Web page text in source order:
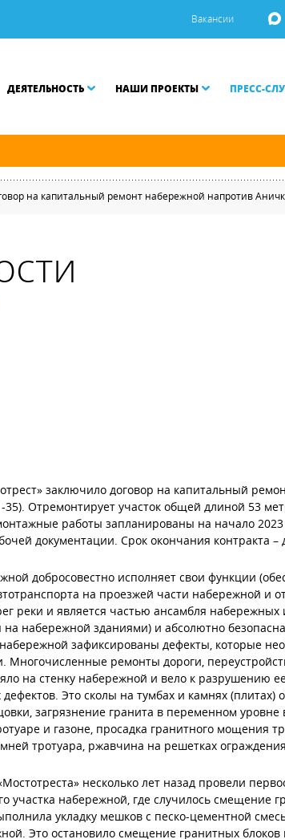
Вакансии
ДЕЯТЕЛЬНОСТЬ НАШИ ПРОЕКТЫ ПРЕСС-
на капитальный ремонт набережной напротив
заключило договор на капитальный
35). Отремонтирует участок общей длиной 53
работы запланированы на начало
документации. Срок окончания контракта –
добросовестно исполняет свои функции
на проезжей части набережной и
реки и является частью ансамбля набережных
набережной зданиями) и абсолютно
зафиксированы дефекты, которые
Многочисленные ремонты дороги,
на стенку набережной и вело к разрушению
дефектов. Это сколы на тумбах и камнях
загрязнение гранита в переменном
и газоне, просадка гранитного
тротуара, ржавчина на решетках
несколько лет назад провели
участка набережной, где случилось смещение
укладку мешков с песко-цементной
Это остановило смещение гранитных